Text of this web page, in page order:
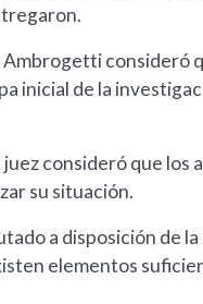
consideró
inicial de la
consideró que
su situación.
a disposición de
elementos